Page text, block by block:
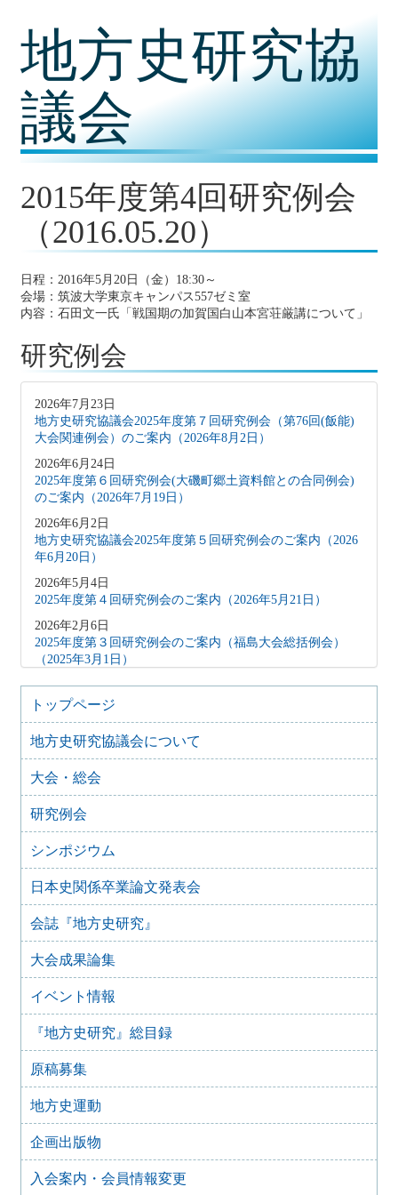
地方史研究協
議会
2015年度第4回研究例会
（2016.05.20）
日程：2016年5月20日（金）18:30～
会場：筑波大学東京キャンパス557ゼミ室
内容：石田文一氏「戦国期の加賀国白山本宮荘厳講について」
研究例会
2026年7月23日
地方史研究協議会2025年度第７回研究例会（第76回(飯能)
大会関連例会）のご案内（2026年8月2日）
2026年6月24日
2025年度第６回研究例会(大磯町郷土資料館との合同例会)
のご案内（2026年7月19日）
2026年6月2日
地方史研究協議会2025年度第５回研究例会のご案内（2026
年6月20日）
2026年5月4日
2025年度第４回研究例会のご案内（2026年5月21日）
2026年2月6日
2025年度第３回研究例会のご案内（福島大会総括例会）
（2025年3月1日）
2025年12月5日
2025年度第２回研究例会のご案内（伊予史談会との合同例
会）（2026年１月11日）
2025年10月7日
2025年度第１回研究例会のご案内（加能地域史研究会との
合同例会）（2025年11月8日）
2025年9月3日
2024年度第8回研究例会のご案内（2025年9月27日）
2025年6月5日
20日）
2025年6月5日
2024年度第6回研究例会（2025年7月12日）
2025年5月12日
2024年度第5回研究例会（2025年5月30日）
2025年2月27日
2025年1月21日
2024年度第3回研究例会（兵庫大会総括例会）（2025年2月
23日）
2024年度第２回研究例会（2025年１月22日）
2024年10月10日
2024年度第1回研究例会（交通史学会との合同例会）
（2024年11月10日）
トップページ
地方史研究協議会について
大会・総会
研究例会
シンポジウム
日本史関係卒業論文発表会
会誌『地方史研究』
大会成果論集
イベント情報
『地方史研究』総目録
原稿募集
地方史運動
企画出版物
入会案内・会員情報変更